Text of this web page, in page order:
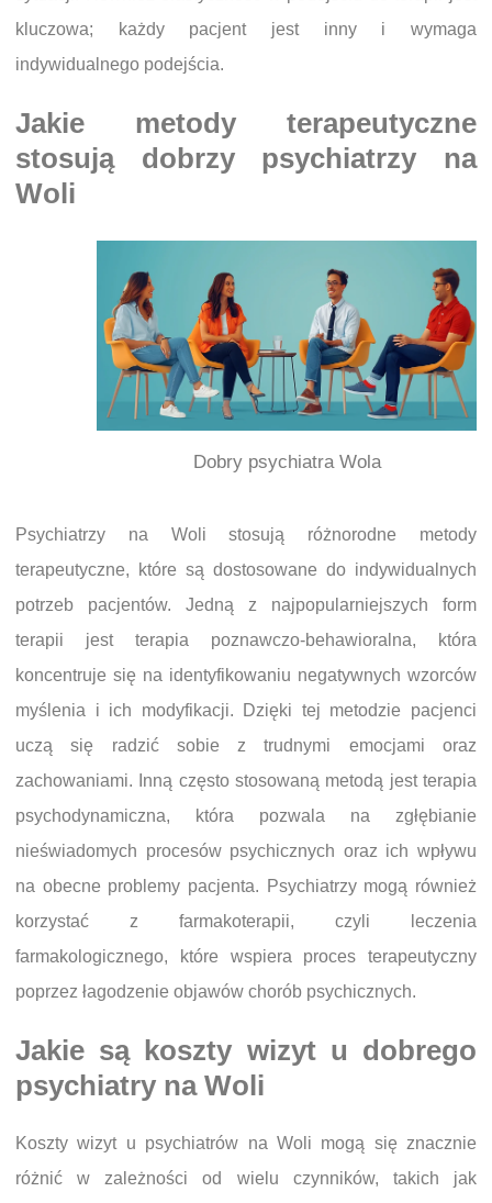
kluczowa; każdy pacjent jest inny i wymaga
indywidualnego podejścia.
Jakie metody terapeutyczne
stosują dobrzy psychiatrzy na
Woli
Dobry psychiatra Wola
Psychiatrzy na Woli stosują różnorodne metody
terapeutyczne, które są dostosowane do indywidualnych
potrzeb pacjentów. Jedną z najpopularniejszych form
terapii jest terapia poznawczo-behawioralna, która
koncentruje się na identyfikowaniu negatywnych wzorców
myślenia i ich modyfikacji. Dzięki tej metodzie pacjenci
uczą się radzić sobie z trudnymi emocjami oraz
zachowaniami. Inną często stosowaną metodą jest terapia
psychodynamiczna, która pozwala na zgłębianie
nieświadomych procesów psychicznych oraz ich wpływu
na obecne problemy pacjenta. Psychiatrzy mogą również
korzystać z farmakoterapii, czyli leczenia
farmakologicznego, które wspiera proces terapeutyczny
poprzez łagodzenie objawów chorób psychicznych.
Jakie są koszty wizyt u dobrego
psychiatry na Woli
Koszty wizyt u psychiatrów na Woli mogą się znacznie
różnić w zależności od wielu czynników, takich jak